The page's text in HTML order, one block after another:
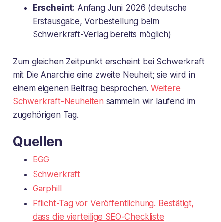
Erscheint: Anfang Juni 2026 (deutsche
Erstausgabe, Vorbestellung beim
Schwerkraft-Verlag bereits möglich)
Zum gleichen Zeitpunkt erscheint bei Schwerkraft
mit Die Anarchie eine zweite Neuheit; sie wird in
einem eigenen Beitrag besprochen. Weitere
Schwerkraft-Neuheiten sammeln wir laufend im
zugehörigen Tag.
Quellen
BGG
Schwerkraft
Garphill
Pflicht-Tag vor Veröffentlichung. Bestätigt,
dass die vierteilige SEO-Checkliste